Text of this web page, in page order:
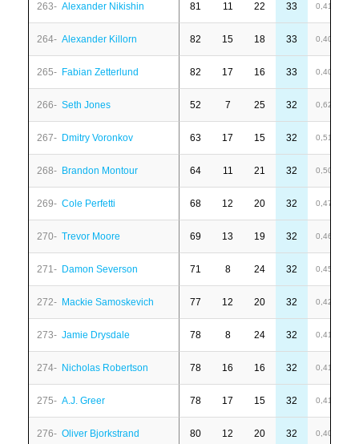
263- Alexander Nikishin 81 11 22 33 0,41
264- Alexander Killorn 82 15 18 33 0,40
265- Fabian Zetterlund 82 17 16 33 0,40
266- Seth Jones 52 7 25 32 0,62
267- Dmitry Voronkov 63 17 15 32 0,51
268- Brandon Montour 64 11 21 32 0,50
269- Cole Perfetti 68 12 20 32 0,47
270- Trevor Moore 69 13 19 32 0,46
271- Damon Severson 71 8 24 32 0,45
272- Mackie Samoskevich 77 12 20 32 0,42
273- Jamie Drysdale 78 8 24 32 0,41
274- Nicholas Robertson 78 16 16 32 0,41
275- A.J. Greer 78 17 15 32 0,41
276- Oliver Bjorkstrand 80 12 20 32 0,40